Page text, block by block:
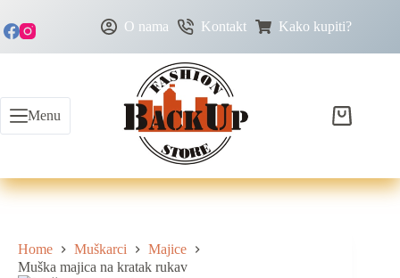
O nama Kontakt Kako kupiti?
Menu
Home Muškarci
Majice
Muška majica na kratak rukav